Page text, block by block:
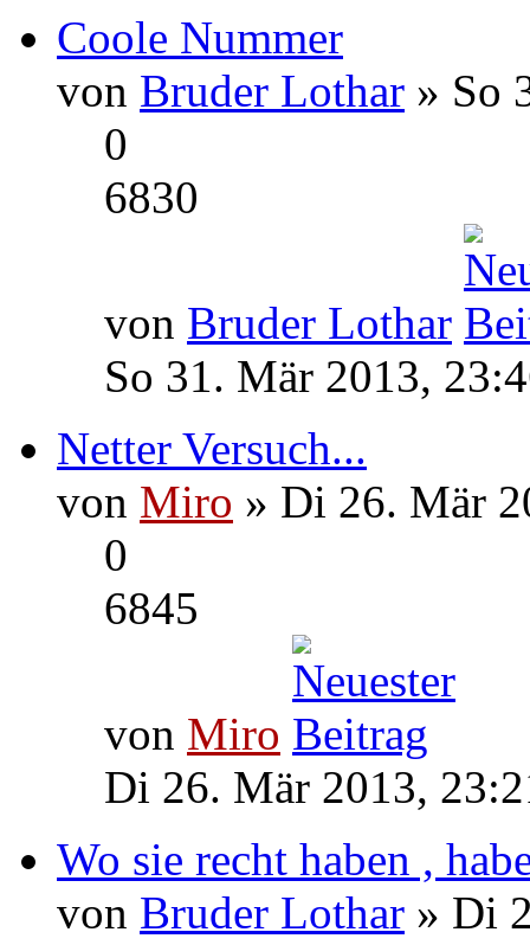
Coole Nummer
von Bruder Lothar » So
0
6830
von Bruder Lothar
So 31. Mär 2013,
Netter Versuch...
von Miro » Di 26. Mär
0
6845
von Miro
Di 26. Mär 2013,
Wo sie recht haben ,
von Bruder Lothar » Di